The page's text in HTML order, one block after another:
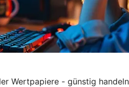
Wertpapiere - günstig handeln